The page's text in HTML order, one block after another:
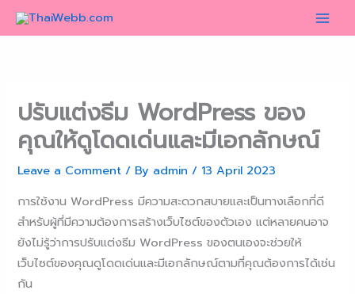
Skip
ปรับแต่งธีม WordPress ของ
คุณให้ดูโดดเด่นและมีเอกลักษณ์
Leave a Comment / By admin/ 13 April 2023
การใช้งาน WordPress มีความสะดวกสบายและเป็นทางเลือกที่ดี
สำหรับผู้ที่มีความต้องการสร้างเว็บไซต์ของตัวเอง แต่หลายคนอาจ
ยังไม่รู้ว่าการปรับแต่งธีม WordPress ของตนเองจะช่วยให้
เว็บไซต์ของคุณดูโดดเด่นและมีเอกลักษณ์ตามที่คุณต้องการได้เช่น
กัน